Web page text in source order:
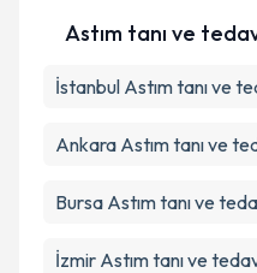
Astım tanı ve
İstanbul Astım tanı ve
Ankara Astım tanı ve
Bursa Astım tanı ve
İzmir Astım tanı ve